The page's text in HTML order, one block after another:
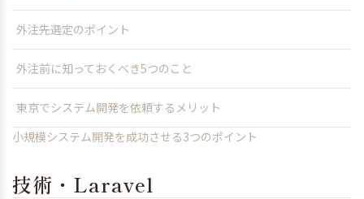
外注先選定のポイント
外注前に知っておくべき5つのこと
東京でシステム開発を依頼するメリット
小規模システム開発を成功させる3つのポイント
技術・Laravel